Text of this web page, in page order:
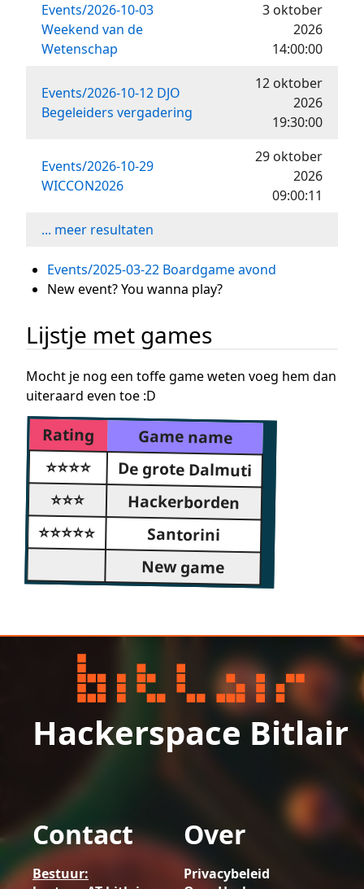
Events/2026-10-03
Weekend van de
Wetenschap
3 oktober
2026
14:00:00
Events/2026-10-12 DJO
Begeleiders vergadering
12 oktober
2026
19:30:00
Events/2026-10-29
WICCON2026
29 oktober
2026
09:00:11
... meer resultaten
Events/2025-03-22 Boardgame avond
New event? You wanna play?
Lijstje met games
Mocht je nog een toffe game weten voeg hem dan
uiteraard even toe :D
Rating Game name
⭐⭐⭐⭐ De grote Dalmuti
⭐⭐⭐ Hackerborden
⭐⭐⭐⭐⭐ Santorini
New game
Hackerspace Bitlair
Contact
Bestuur:
Over
Privacybeleid